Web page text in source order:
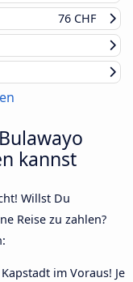
76 CHF
kannst
Willst Du
Reise zu zahlen?
im Voraus! Je